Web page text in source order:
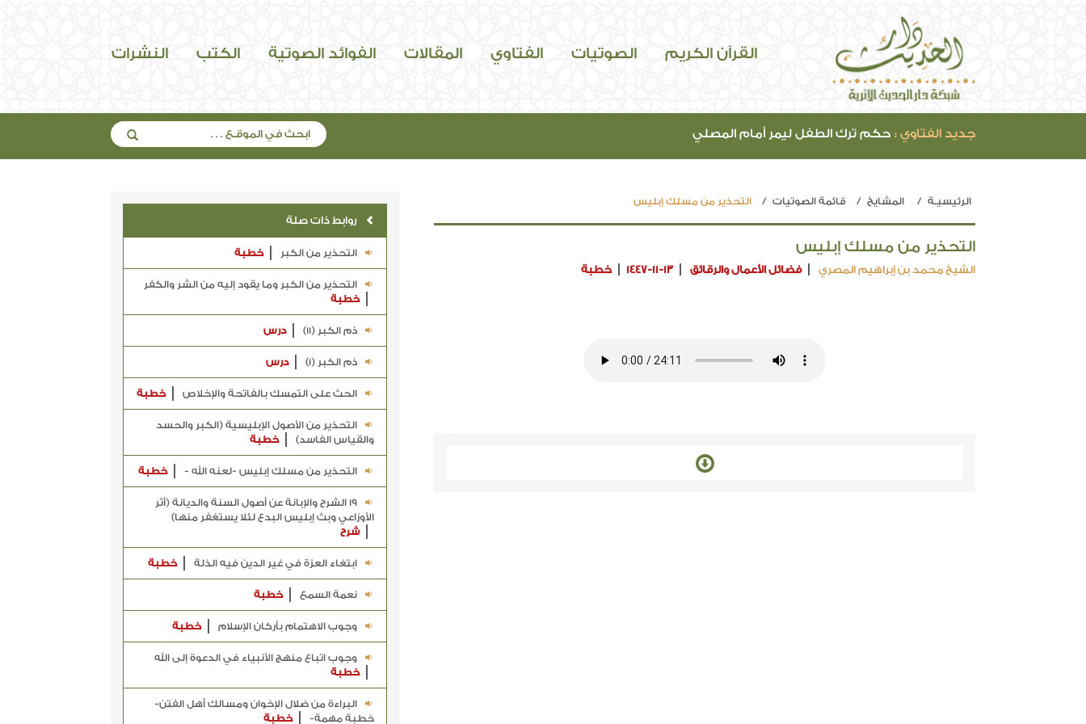
القرآن الكريم الصوتيات الفتاوي المقالات الفوائد الصوتية الكتب النشرات
جديد الفتاوي : حكم ترك الطفل ليمر أمام المصلي
الرئيسيـة المشايخ قائمة الصوتيات التحذير من مسلك إبليس
التحذير من مسلك إبليس
الشيخ محمد بن إبراهيم المصري فضائل الأعمال والرقائق 1447-11-13 خطبة
روابط ذات صلة
التحذير من الكبر خطبة
التحذير من الكبر وما يقود إليه من الشر والكفر
خطبة
ذم الكبر (11) درس
ذم الكبر (1) درس
الحث على التمسك بالفاتحة والإخلاص خطبة
التحذير من الأصول الإبليسية (الكبر والحسد
والقياس الفاسد)
خطبة
التحذير من مسلك إبليس -لعنه الله - خطبة
19 الشرح والإبانة عن أصول السنة والديانة (أثر
الأوزاعي وبث إبليس البدع لئلا يستغفر منها)
شرح
ابتغاء العزة في غير الدين فيه الذلة خطبة
نعمة السمع خطبة
وجوب الاهتمام بأركان الإسلام خطبة
وجوب اتباع منهج الأنبياء في الدعوة إلى الله
خطبة
البراءة من ضلال الإخوان ومسالك أهل الفتن-
خطبة مهمة-
خطبة